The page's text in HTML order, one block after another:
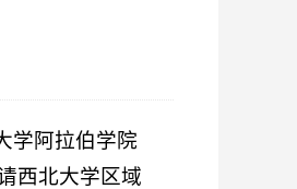
学阿拉伯学院
西北大学区域